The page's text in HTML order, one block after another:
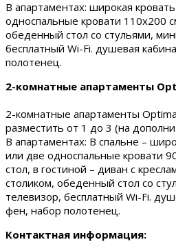
В апартаментах: широкая
односпальные кровати 110х200
обеденный стол со стульями,
бесплатный Wi-Fi. душевая
полотенец.
2-комнатные апартаменты
2-комнатные апартаменты
разместить от 1 до 3 (на
В апартаментах: В спальне –
или две односпальные кровати
стол, в гостиной – диван с
столиком, обеденный стол со
телевизор, бесплатный Wi-Fi.
фен, набор полотенец.
Контактная информация: